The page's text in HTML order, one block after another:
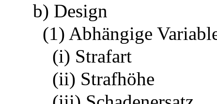
b) Design
(1) Abhängige
(i) Strafart
(ii) Strafhöhe